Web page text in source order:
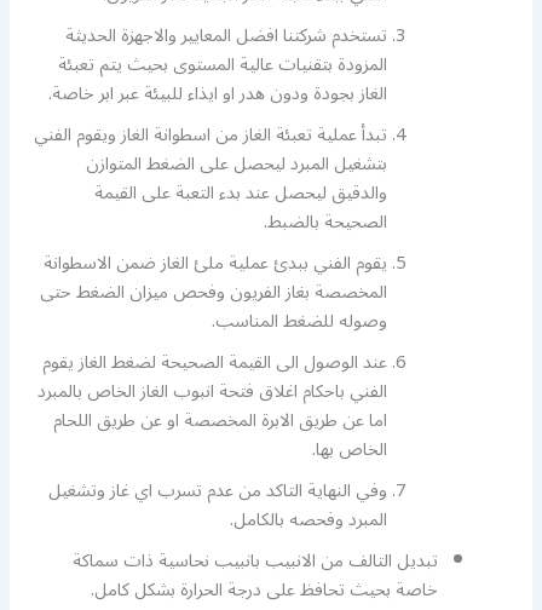
تستخدم شركتنا افضل المعايير والاجهزة الحديثة
المزودة بتقنيات عالية المستوى بحيث يتم تعبئة
الغاز بجودة ودون هدر او ايذاء للبيئة عبر ابر خاصة.
تبدأ عملية تعبئة الغاز من اسطوانة الغاز ويقوم الفني
بتشغيل المبرد ليحصل على الضغط المتوازن
والدقيق ليحصل عند بدء التعبة على القيمة
الصحيحة بالضبط.
يقوم الفني ببدئ عملية ملئ الغاز ضمن الاسطوانة
المخصصة بغاز الفريون وفحص ميزان الضغط حتى
وصوله للضغط المناسب.
عند الوصول الى القيمة الصحيحة لضغط الغاز يقوم
الفني باحكام اغلاق فتحة انبوب الغاز الخاص بالمبرد
اما عن طريق الابرة المخصصة او عن طريق اللحام
الخاص بها.
وفي النهاية التاكد من عدم تسرب اي غاز وتشغيل
المبرد وفحصه بالكامل.
تبديل التالف من الانبيب بانبيب نحاسية ذات سماكة
خاصة بحيث تحافظ على درجة الحرارة بشكل كامل.